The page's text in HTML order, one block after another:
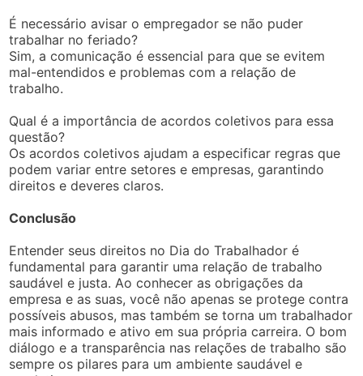
É necessário avisar o empregador se não puder
trabalhar no feriado?
Sim, a comunicação é essencial para que se evitem
mal-entendidos e problemas com a relação de
trabalho.
Qual é a importância de acordos coletivos para essa
questão?
Os acordos coletivos ajudam a especificar regras que
podem variar entre setores e empresas, garantindo
direitos e deveres claros.
Conclusão
Entender seus direitos no Dia do Trabalhador é
fundamental para garantir uma relação de trabalho
saudável e justa. Ao conhecer as obrigações da
empresa e as suas, você não apenas se protege contra
possíveis abusos, mas também se torna um trabalhador
mais informado e ativo em sua própria carreira. O bom
diálogo e a transparência nas relações de trabalho são
sempre os pilares para um ambiente saudável e